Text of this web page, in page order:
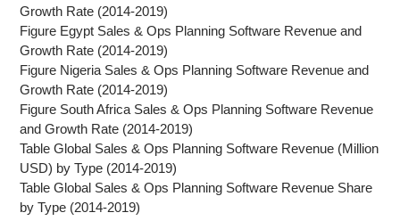
Growth Rate (2014-2019)
Figure Egypt Sales & Ops Planning Software Revenue and
Growth Rate (2014-2019)
Figure Nigeria Sales & Ops Planning Software Revenue and
Growth Rate (2014-2019)
Figure South Africa Sales & Ops Planning Software Revenue
and Growth Rate (2014-2019)
Table Global Sales & Ops Planning Software Revenue (Million
USD) by Type (2014-2019)
Table Global Sales & Ops Planning Software Revenue Share
by Type (2014-2019)